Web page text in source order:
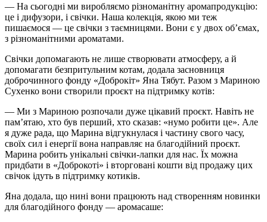
— На сьогодні ми виробляємо різноманітну аромапродукцію:
це і дифузори, і свічки. Наша колекція, якою ми теж
пишаємося — це свічки з таємницями. Вони є у двох об’ємах,
з різноманітними ароматами.
Свічки допомагають не лише створювати атмосферу, а й
допомагати безпритульним котам, додала засновниця
доброчинного фонду «Доброкіт» Яна Тябут. Разом з Мариною
Сухенко вони створили проєкт на підтримку котів:
— Ми з Мариною розпочали дуже цікавий проєкт. Навіть не
пам’ятаю, хто був перший, хто сказав: «нумо робити це». Але
я дуже рада, що Марина відгукнулася і частину свого часу,
своїх сил і енергії вона направляє на благодійний проєкт.
Марина робить унікальні свічки-лапки для нас. Їх можна
придбати в «Доброкоті» і вторговані кошти від продажу цих
свічок ідуть в підтримку котиків.
Яна додала, що нині вони працюють над створенням новинки
для благодійного фонду — аромасаше: